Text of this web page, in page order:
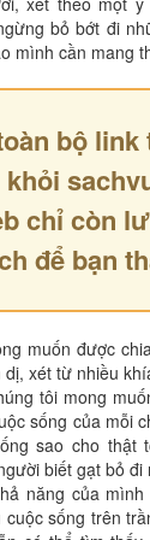
bỏ bớt đi
mình cần mang
bộ
khỏi
chỉ còn
để bạn
muốn được
xét từ nhiều
tôi mong
sống của mỗi
sao cho thật
biết gạt bỏ
năng của
sống trên